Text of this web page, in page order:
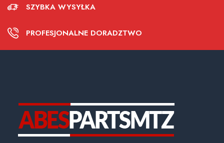
SZYBKA WYSYŁKA
PROFESJONALNE DORADZTWO